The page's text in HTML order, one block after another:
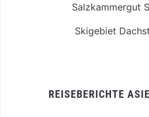
Salzkammergut
Skigebiet
REISEBERICHTE